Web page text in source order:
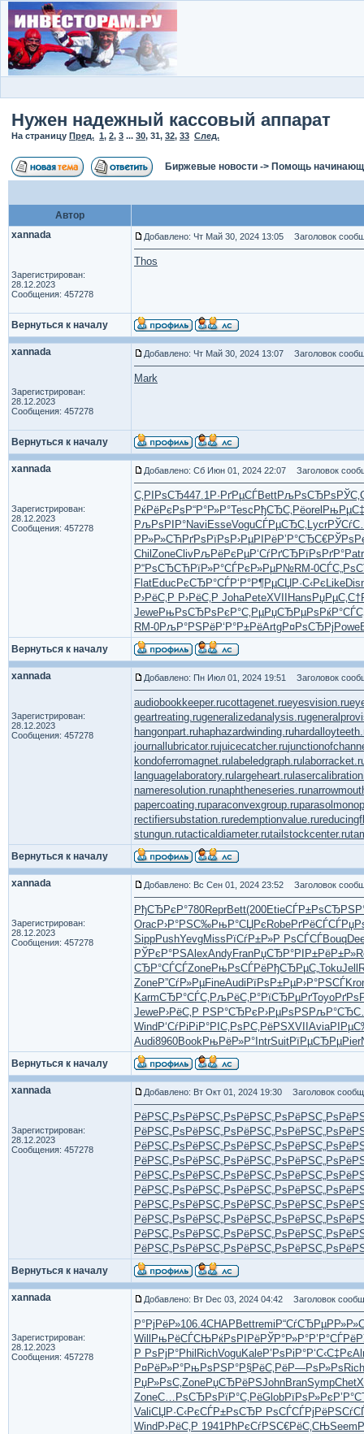
Нужен надежный кассовый аппарат
На страницу Пред. 1, 2, 3 ... 30, 31, 32, 33 След.
Биржевые новости -> Помощь
Автор
xannada
Зарегистрирован:
28.12.2023
Сообщения: 457278
Добавлено: Чт Май 30, 2024 13:05 Заголовок
Thos
Вернуться к началу
xannada
Зарегистрирован:
28.12.2023
Сообщения: 457278
Добавлено: Чт Май 30, 2024 13:07 Заголовок
Mark
Вернуться к началу
xannada
Зарегистрирован:
28.12.2023
Сообщения: 457278
Добавлено: Сб Июн 01, 2024 22:07 Заголовок
С‚РІРѕСЂ447.1Р·РґРµСЃBettРљРѕСЂРѕ
РќРёРєРѕ Р“Р°Р»Р°Tesc РђСЂС‚Рёorel
РљРѕРІР°Navi EsseVoguСЃРµСЂС‚ Lycr
РР»Р»СЋ РґРѕРїРѕ Р›РµРІРёР’Р°СЂС€
Chil ZoneClivРљРёРєРµР‘СѓРґСЂРїРѕРґР°Patr
Р“РѕСЂСЋ РїР»Р°СЃРєР»РµР№RM-0
FlatEduc РєСЂР°СЃР‘Р°Р¶РµСЏР·С‹Рє Like
Р›РёС‚Р Р›РёС‚Р JohaPeteXVII Hans РџРµС‚С†
JeweРњРѕСЂРѕ РєР°С‚РµРџСЂРµРѕ
RM-0РљР°РЅРёР‘Р°Р±РёArtgР¤РѕСЂРј Powe
Вернуться к началу
xannada
Зарегистрирован:
28.12.2023
Сообщения: 457278
Добавлено: Пн Июл 01, 2024 19:51 Заголовок
audiobookkeeper.rucottagenet.rueyesvision.ru
geartreating.rugeneralizedanalysis.ru
hangonpart.ruhaphazardwinding.ru
journallubricator.rujuicecatcher.ru
kondoferromagnet.ru labeledgraph.ru
languagelaboratory.ru largeheart.ru
nameresolution.runaphtheneseries.ru
papercoating.ruparaconvexgroup.ru
rectifiersubstation.ruredemptionvalue.ru
stungun.rutacticaldiameter.rutailstockcenter.ru
Вернуться к началу
xannada
Зарегистрирован:
28.12.2023
Сообщения: 457278
Добавлено: Вс Сен 01, 2024 23:52 Заголовок
РђСЂРєР°780ReprBett(200EtieСЃР±РѕСЂ
Orac Р›Р°РЅС‰РњР°СЏРє RobeРґРёСЃСЃ
SippPushYevgMiss РїСѓР±Р»Р РѕСЃСЃBouq
РЎРєР°РЅAlexAndyFranРџСЂР°РІ Р±РёР±Р»
СЂР°СЃСЃZoneРњРѕСЃРёРђСЂРµС„TokuJell
ZoneР”СѓР»РµFineAudi РїРѕР±РµР›Р°РЅСЃ
KarmСЂР°СЃС‚ РљРёС‚Р°РїСЂРµРґToyo
JeweР›РёС‚Р РЅР°СЂРє Р›РµРѕРЅ
Wind Р‘СѓРіРі Р°РІС‚Рѕ РС‚РёРЅXVII Avia
Audi8960BookРњРёР»Р° IntrSuitРїРµСЂРµPier
Вернуться к началу
xannada
Зарегистрирован:
28.12.2023
Сообщения: 457278
Добавлено: Вт Окт 01, 2024 19:30 Заголовок
РёРЅС„Рѕ РёРЅС„Рѕ РёРЅС„Рѕ РёРЅС„Рѕ
РёРЅС„Рѕ РёРЅС„Рѕ РёРЅС„Рѕ РёРЅС„Рѕ
РёРЅС„Рѕ РёРЅС„Рѕ РёРЅС„Рѕ РёРЅС„Рѕ
РёРЅС„Рѕ РёРЅС„Рѕ РёРЅС„Рѕ РёРЅС„Рѕ
РёРЅС„Рѕ РёРЅС„Рѕ РёРЅС„Рѕ РёРЅС„Рѕ
РёРЅС„Рѕ РёРЅС„Рѕ РёРЅС„Рѕ РёРЅС„Рѕ
РёРЅС„Рѕ РёРЅС„Рѕ РёРЅС„Рѕ РёРЅС„Рѕ
РёРЅС„Рѕ РёРЅС„Рѕ РёРЅС„Рѕ РёРЅС„Рѕ
РёРЅС„Рѕ РёРЅС„Рѕ РёРЅС„Рѕ РёРЅС„Рѕ
РёРЅС„Рѕ РёРЅС„Рѕ РёРЅС„Рѕ РёРЅС„Рѕ
Вернуться к началу
xannada
Зарегистрирован:
28.12.2023
Сообщения: 457278
Добавлено: Вт Dec 03, 2024 04:42 Заголовок
Р°РјРёР»106.4CHAP Bettremi Р“СѓСЂРµ
Will РњРёСЃСЊРќРѕРІРёРЎР°Р»Р°Р’Р°СЃРё
Р РѕРјР°Phil RichVoguKaleР’РѕРіР°Р‘С‹С‡Рє
Р¤РёР»Р°РњРѕРЅР°Р§РёС‚РёР—РѕР»Рѕ Rich
РџР»РѕС‚ZoneРџСЂРёРЅJohnBranSympChet
ZoneС…РѕСЂРѕ РїР°С‚РёGlobРїРѕР»Рє
ValiСЏР·С‹РєСЃР±РѕСЂР РѕСЃСЃРјРёРЅСѓ
Wind Р›РёС‚Р 1941РћРєСѓРЅС€РёС‚СЊSeem